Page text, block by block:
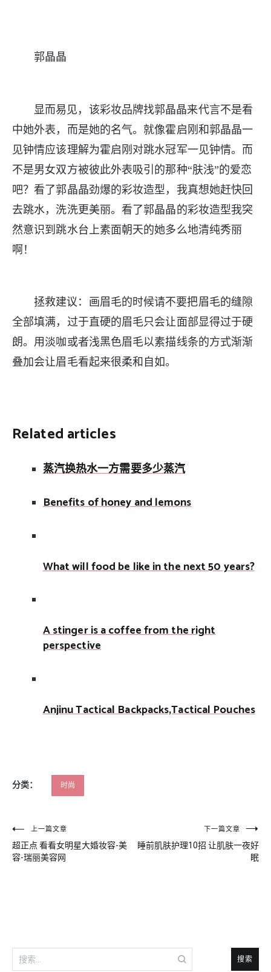
郭晶晶
显而易见，该彩妆品牌找郭晶晶来代言不是看
中她外表，而是她的名气。就像霍启刚和郭晶晶一
见钟情应该理解为霍启刚对跳水冠军一见钟情。而
不是男女双方被彼此外表吸引的那种“肤浅”的爱恋
吧？看了郭晶晶劲爆的彩妆造型，我真想她赶快回
去跳水，洗洗更美丽。看了郭晶晶的彩妆造型我突
然意识到跳水台上素面朝天的她多么地清纯秀丽
啊！
拯救建议：画眉毛的时候请不要把眉毛的缝隙
全部填满，过于直硬的眉毛只会让面部显得过于硬
朗。用淡咖或者浅黑色眉毛以素描线条的方式渐渐
叠加会让眉毛看起来很柔和自如。
Related articles
蒸汽换热水一方需要多少蒸汽
Benefits of honey and lemons
What will food be like in the next 50 years?
A stinger is a coffee from the right
perspective
Anjinu Tactical Backpacks,Tactical Pouches
分类： 时尚
文
章
上一篇文章
超正点 看看女明星大婚妆容-美
容-瑞丽美容网
下一篇文章
睡前肌肤护理10招 让肌肤一夜好
眠
搜